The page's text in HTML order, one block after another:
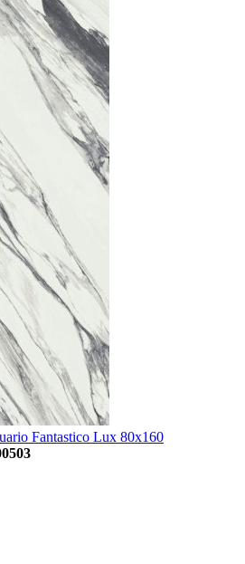
Fantastico Lux 80х160